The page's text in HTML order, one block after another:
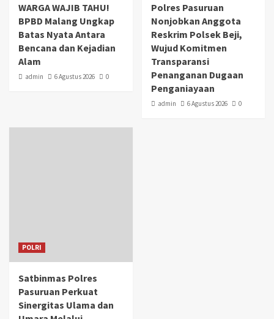
WARGA WAJIB TAHU!
BPBD Malang Ungkap
Batas Nyata Antara
Bencana dan Kejadian
Alam
admin 6 Agustus 2026 0
Polres Pasuruan
Nonjobkan Anggota
Reskrim Polsek Beji,
Wujud Komitmen
Transparansi
Penanganan Dugaan
Penganiayaan
admin 6 Agustus 2026 0
POLRI
Satbinmas Polres
Pasuruan Perkuat
Sinergitas Ulama dan